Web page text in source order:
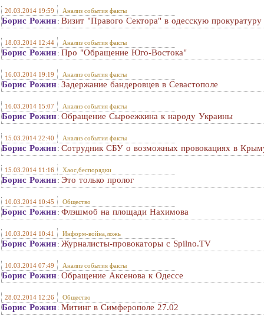
20.03.2014 19:59 Анализ события факты
Борис Рожин: Визит "Правого Сектора" в одесскую прокуратуру
18.03.2014 12:44 Анализ события факты
Борис Рожин: Про "Обращение Юго-Востока"
16.03.2014 19:19 Анализ события факты
Борис Рожин: Задержание бандеровцев в Севастополе
16.03.2014 15:07 Анализ события факты
Борис Рожин: Обращение Сыроежкина к народу Украины
15.03.2014 22:40 Анализ события факты
Борис Рожин: Сотрудник СБУ о возможных провокациях в
15.03.2014 11:16 Хаос,беспорядки
Борис Рожин: Это только пролог
10.03.2014 10:45 Общество
Борис Рожин: Флэшмоб на площади Нахимова
10.03.2014 10:41 Информ-война,ложь
Борис Рожин: Журналисты-провокаторы с Spilno.TV
10.03.2014 07:49 Анализ события факты
Борис Рожин: Обращение Аксенова к Одессе
28.02.2014 12:26 Общество
Борис Рожин: Митинг в Симферополе 27.02